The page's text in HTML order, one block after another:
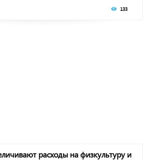
133
расходы на физкультуру и